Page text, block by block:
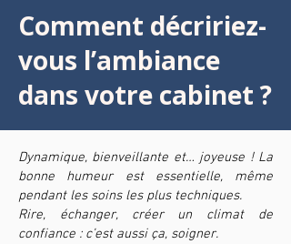
Comment décririez-
vous l’ambiance
dans votre cabinet ?
Dynamique, bienveillante et… joyeuse ! La
bonne humeur est essentielle, même
pendant les soins les plus techniques.
Rire, échanger, créer un climat de
confiance : c’est aussi ça, soigner.